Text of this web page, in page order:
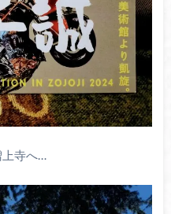
上寺へ…